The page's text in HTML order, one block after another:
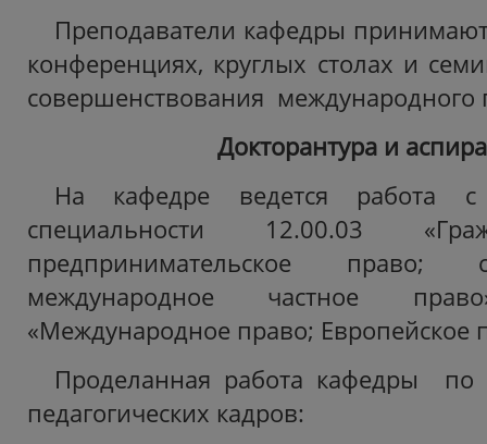
Преподаватели кафедры
конференциях, круглых столах и
совершенствования международного
Докторантура и
На кафедре ведется работа с
специальности 12.00.03
предпринимательское право;
международное частное
«Международное право; Европейское
Проделанная работа кафедры по
педагогических кадров: